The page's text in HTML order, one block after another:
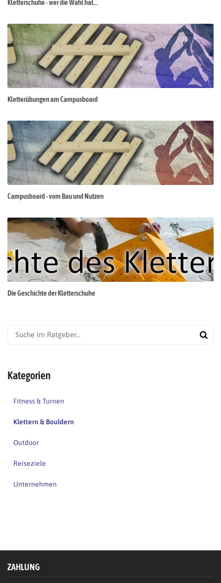
Kletterschuhe - wer die Wahl hat...
Kletterübungen am Campusboard
Campusboard - vom Bau und Nutzen
Die Geschichte der Kletterschuhe
Kategorien
Fitness & Turnen
Klettern & Bouldern
Outdoor
Reiseziele
Unternehmen
ZAHLUNG